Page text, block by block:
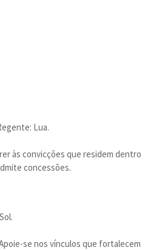
Lua.
às convicções que residem dentro
concessões.
se nos vínculos que fortalecem